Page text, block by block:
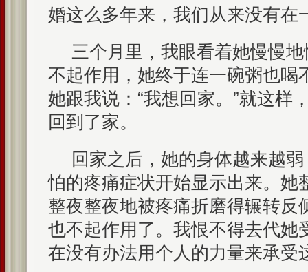
婚这么多年来，我们从来没有在
三个月里，我眼看着她慢慢
不起作用，她终于连一碗粥也喝
她跟我说：“我想回家。”就这样
回到了家。
回家之后，她的身体越来越
怕的疼痛症状开始显示出来。她
整夜整夜地被疼痛折磨得辗转反
也不起作用了。我恨不得去代她
在没有办法用个人的力量来承受